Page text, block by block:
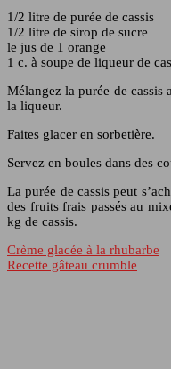
1/2 litre de purée de cassis
1/2 litre de sirop de sucre
le jus de 1 orange
1 c. à soupe de liqueur de
Mélangez la purée de cassis
la liqueur.
Faites glacer en sorbetière.
Servez en boules dans des
La purée de cassis peut
des fruits frais passés au
kg de cassis.
Crème glacée à la rhubarbe
Recette gâteau crumble